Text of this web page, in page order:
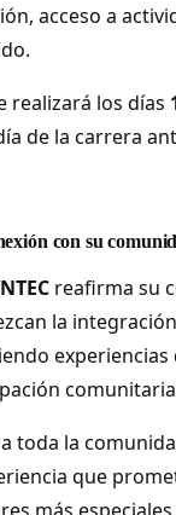
acceso a
realizará los días
de la carrera
con su
reafirma su
la
toda la
que